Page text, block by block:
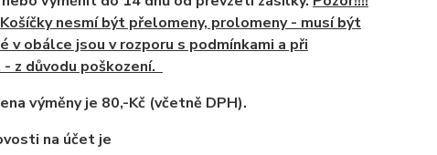
nesmí být přelomeny, prolomeny - musí být
v obálce jsou v rozporu s podmínkami a při
z důvodu poškození.
výměny je 80,-Kč (včetně DPH).
na účet je